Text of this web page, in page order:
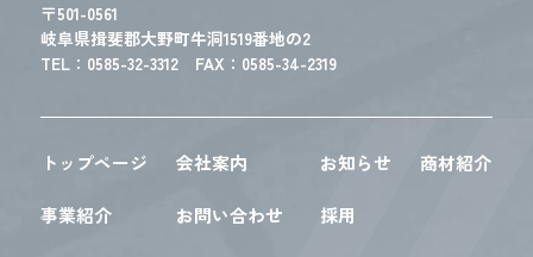
〒501-0561
岐阜県揖斐郡大野町牛洞1519番地の2
TEL： 0585-32-3312 FAX：0585-34-2319
トップページ 会社案内 お知らせ 商材紹介
事業紹介 お問い合わせ 採用